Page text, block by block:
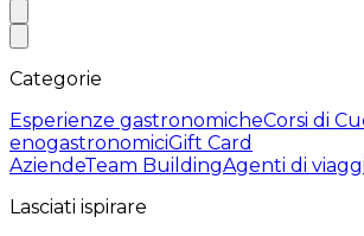
Categorie
Esperienze gastronomicheCorsi di
enogastronomiciGift Card
AziendeTeam BuildingAgenti di
Lasciati ispirare